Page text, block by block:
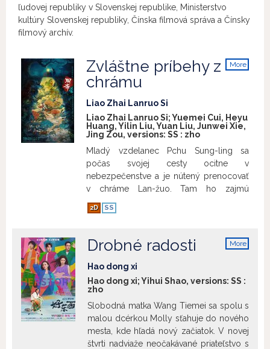
ľudovej republiky v Slovenskej republike, Ministerstvo
kultúry Slovenskej republiky, Čínska filmová správa a Čínsky
filmový archív.
More
Zvláštne príbehy z
chrámu
Liao Zhai Lanruo Si
Liao Zhai Lanruo Si; Yuemei Cui, Heyu
Huang, Yilin Liu, Yuan Liu, Junwei Xie,
Jing Zou, versions: SS : zho
Mladý vzdelanec Pchu Sung-ling sa
počas svojej cesty ocitne v
nebezpečenstve a je nútený prenocovať
v chráme Lan-žuo. Tam ho zajmú
ropucha s korytnačkou a stiahnu ho na
dno prastarej studne. Dvaja duchovia
príbehov a nútia Pchu Sung-linga, aby
rozhodol, ktorý je lepší. Keď už niet iného
východiska, Pchu Sung-ling sa podujme
rozprávať vlastný neuveriteľný príbeh.
Film je rozčlenený do kapitol – tvorí ho
hlavná dejová línia „Príbeh v studni“ a päť
adaptovaných verzií klasických poviedok
zo zbierky Nezvyčajné príbehy z
čínskeho štúdia Liao-čaj č’-i: „Laoský
2D SS
More
Drobné radosti
Hao dong xi
Hao dong xi; Yihui Shao, versions: SS :
zho
Slobodná matka Wang Tiemei sa spolu s
malou dcérkou Molly sťahuje do nového
mesta, kde hľadá nový začiatok. V novej
štvrti nadviaže neočakávané priateľstvo s